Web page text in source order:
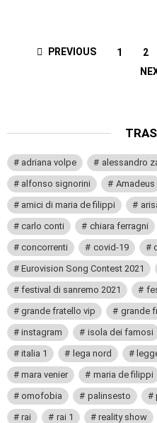
PREVIOUS 1 2
adriana volpe alessandro
alfonso signorini
Amadeus
amici di maria de filippi
carlo conti
chiara ferragni
concorrenti
covid-19
Eurovision Song Contest 2021
festival di sanremo 2021
grande fratello vip
grande
instagram
isola dei famosi
italia 1
lega nord
mara venier
maria de filippi
omofobia
palinsesto
rai
rai 1 reality show